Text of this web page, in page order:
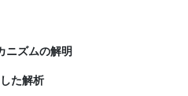
ズムの解明
た解析